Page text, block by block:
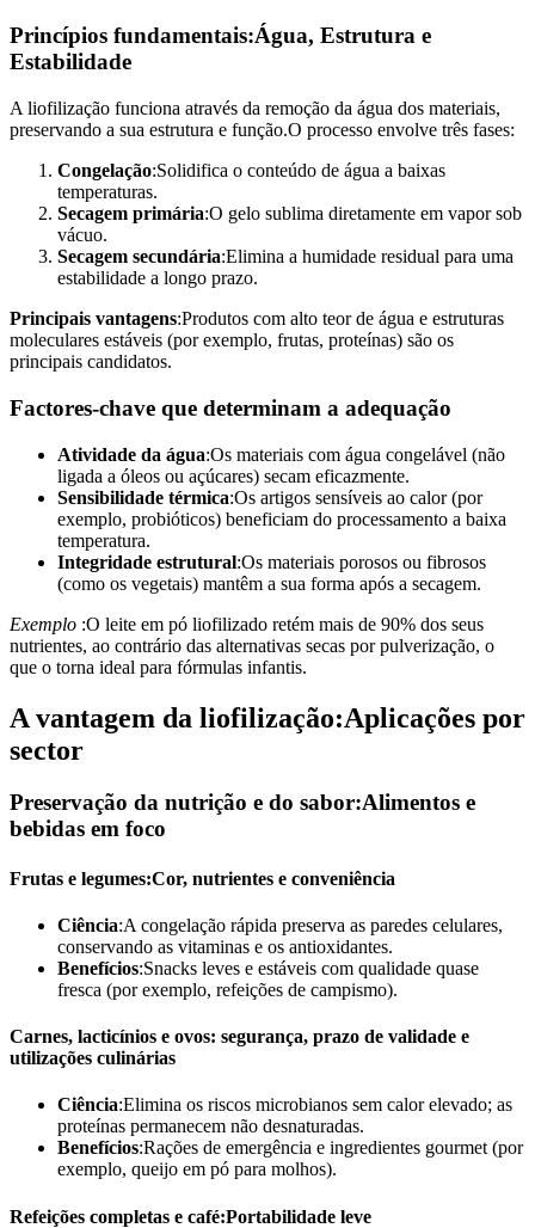
Princípios fundamentais:Água, Estrutura e
Estabilidade
A liofilização funciona através da remoção da água dos materiais,
preservando a sua estrutura e função.O processo envolve três fases:
Congelação:Solidifica o conteúdo de água a baixas
temperaturas.
Secagem primária:O gelo sublima diretamente em vapor sob
vácuo.
Secagem secundária:Elimina a humidade residual para uma
estabilidade a longo prazo.
Principais vantagens:Produtos com alto teor de água e estruturas
moleculares estáveis (por exemplo, frutas, proteínas) são os
principais candidatos.
Factores-chave que determinam a adequação
Atividade da água:Os materiais com água congelável (não
ligada a óleos ou açúcares) secam eficazmente.
Sensibilidade térmica:Os artigos sensíveis ao calor (por
exemplo, probióticos) beneficiam do processamento a baixa
temperatura.
Integridade estrutural:Os materiais porosos ou fibrosos
(como os vegetais) mantêm a sua forma após a secagem.
Exemplo :O leite em pó liofilizado retém mais de 90% dos seus
nutrientes, ao contrário das alternativas secas por pulverização, o
que o torna ideal para fórmulas infantis.
A vantagem da liofilização:Aplicações por
sector
Preservação da nutrição e do sabor:Alimentos e
bebidas em foco
Frutas e legumes:Cor, nutrientes e conveniência
Ciência:A congelação rápida preserva as paredes celulares,
conservando as vitaminas e os antioxidantes.
Benefícios:Snacks leves e estáveis com qualidade quase
fresca (por exemplo, refeições de campismo).
Carnes, lacticínios e ovos: segurança, prazo de validade e
utilizações culinárias
Ciência:Elimina os riscos microbianos sem calor elevado; as
proteínas permanecem não desnaturadas.
Benefícios:Rações de emergência e ingredientes gourmet (por
exemplo, queijo em pó para molhos).
Refeições completas e café:Portabilidade leve